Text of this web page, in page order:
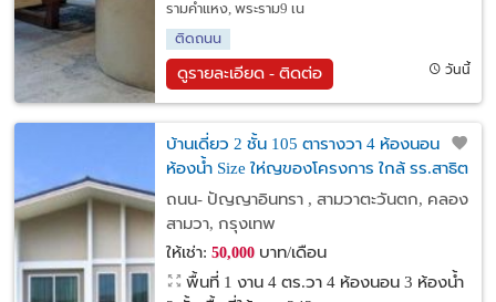
รามคำแหง, พระราม9 เน
ติดถนน
ดูรายละเอียด - ติดต่อ วันนี้
บ้านเดี่ยว 2 ชั้น 105 ตารางวา 4 ห้องนอน 3
ห้องน้ำ Size ให่ญของโครงการ ใกล้ รร.สาธิต
พัฒนา
ถนน- ปัญญาอินทรา , สามวาตะวันตก, คลอง
สามวา, กรุงเทพ
ให้เช่า: 50,000บาท/เดือน
พื้นที่ 1 งาน 4 ตร.วา 4 ห้องนอน 3 ห้องน้ำ